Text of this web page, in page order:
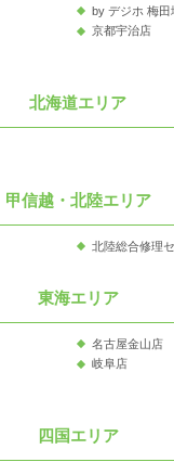
by デジホ 梅田
京都宇治店
北海道エリア
甲信越・北陸エリア
北陸総合修理
東海エリア
名古屋金山店
岐阜店
四国エリア